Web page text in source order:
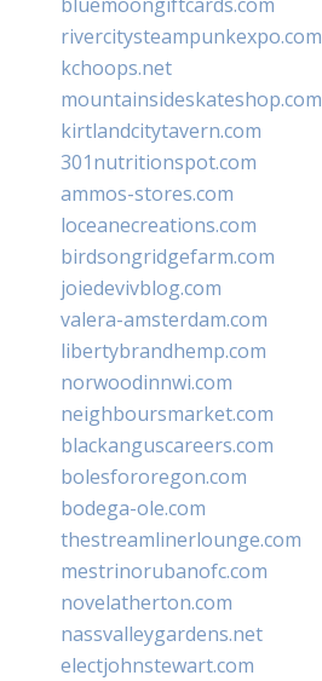
rivercitysteampunkexpo.com
kchoops.net
mountainsideskateshop.com
kirtlandcitytavern.com
301nutritionspot.com
ammos-stores.com
loceanecreations.com
birdsongridgefarm.com
joiedevivblog.com
valera-amsterdam.com
libertybrandhemp.com
norwoodinnwi.com
neighboursmarket.com
blackanguscareers.com
bolesfororegon.com
bodega-ole.com
thestreamlinerlounge.com
mestrinorubanofc.com
novelatherton.com
nassvalleygardens.net
electjohnstewart.com